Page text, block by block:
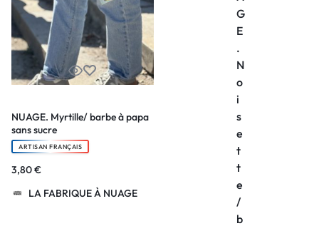
NUAGE. Myrtille/ barbe à papa
sans sucre
ARTISAN FRANÇAIS
3,80€
LA FABRIQUE À NUAGE